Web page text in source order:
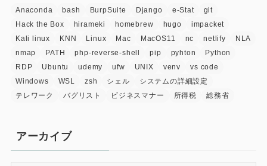
Anaconda bash BurpSuite Django e-Stat
git
Hack the Box
hirameki homebrew hugo
impacket
Kali linux
KNN Linux Mac MacOS11 nc netlify
NLA
nmap
PATH php-reverse-shell pip pyhton
Python
RDP
Ubuntu udemy ufw UNIX venv
vs code
Windows
WSL zsh シェル
システムの詳細設定
テレワーク
バグリスト ビジネスマナー 所得税 総務省
アーカイブ